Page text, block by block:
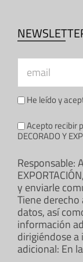
He leído y
Acepto recibir
DECORADO Y
Responsable:
y enviarle
Tiene
datos, así
información
dirigiéndose
adicional: En